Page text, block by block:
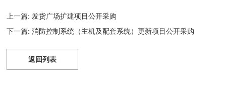
上一篇: 发货广场扩建项目公开采购
下一篇: 消防控制系统（主机及配套系统）更新项目公开采购
返回列表